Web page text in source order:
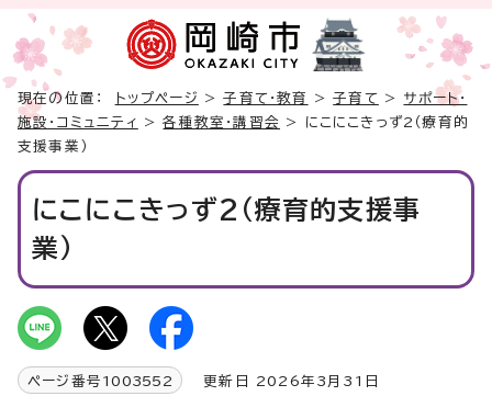
現在の位置： トップページ >子育て・教育 >子育て > サポート・
施設・コミュニティ
>各種教室・講習会
> にこにこきっず2（療育的
支援事業）
にこにこきっず2（療育的支援事
業）
ページ番号 1003552 更新日 2026年3月31日